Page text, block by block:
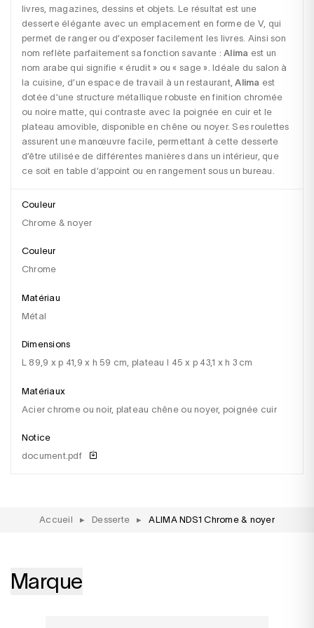
livres, magazines, dessins et objets. Le résultat est une
desserte élégante avec un emplacement en forme de V, qui
permet de ranger ou d’exposer facilement les livres. Ainsi son
nom reflète parfaitement sa fonction savante : Alima est un
nom arabe qui signifie « érudit » ou « sage ». Idéale du salon à
la cuisine, d’un espace de travail à un restaurant, Alima est
dotée d’une structure métallique robuste en finition chromée
ou noire matte, qui contraste avec la poignée en cuir et le
plateau amovible, disponible en chêne ou noyer. Ses roulettes
assurent une manœuvre facile, permettant à cette desserte
d’être utilisée de différentes manières dans un intérieur, que
ce soit en table d’appoint ou en rangement sous un bureau.
Couleur
Chrome & noyer
Couleur
chrome
Matériau
métal
Dimensions
l 89,9 x p 41,9 x h 59 cm, plateau l 45 x p 43,1 x h 3 cm
Matériaux
acier chrome ou noir, plateau chêne ou noyer, poignée cuir
Notice
document.pdf
Accueil ▸ Desserte ▸ ALIMA NDS1 Chrome & noyer
Marque